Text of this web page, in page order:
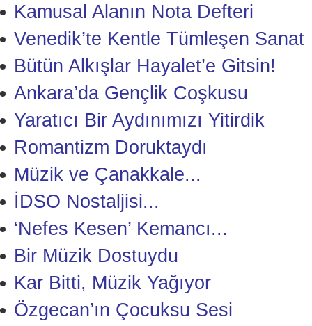
Kamusal Alanın Nota Defteri
Venedik’te Kentle Tümleşen Sanat
Bütün Alkışlar Hayalet’e Gitsin!
Ankara’da Gençlik Coşkusu
Yaratıcı Bir Aydınımızı Yitirdik
Romantizm Doruktaydı
Müzik ve Çanakkale...
İDSO Nostaljisi...
‘Nefes Kesen’ Kemancı...
Bir Müzik Dostuydu
Kar Bitti, Müzik Yağıyor
Özgecan’ın Çocuksu Sesi